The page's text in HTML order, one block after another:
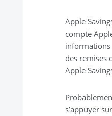
Apple
compte
informations
des remises
Apple
s’appuyer